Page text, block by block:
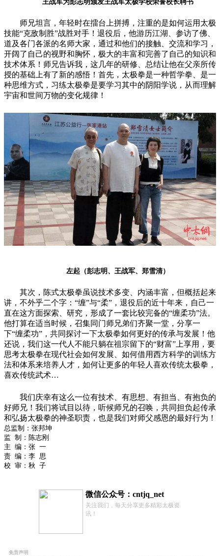
王战军为彭志明颁发王战军太极学校荣誉校长聘书
师兄坦言，年轻时在擂台上拼搏，注重的是如何运用太极
技能“克敌制胜”战胜对手！退役后，他游历江湖、参访了佛、
道及各门各派的名师大家，通过和他们的接触、交流和学习，
开阔了自己的视野和胸怀，极大的丰富和完善了自己的知识和
技术体系！师兄告诉我，这几年的研修、总结让他在父亲所传
授的基础上有了新的感悟！首先，太极拳是一种哲学拳、是一
种思维方式，习练太极拳是要学习其中的阴阳学说，从而理解
宇宙和世间万物的变化规律！
左起（彭志明、王战军、郑雪清）
其次，陈式太极拳虽说技术多变、内涵丰富，但概括起来
讲，不外乎二个字：“缠”与“柔”，退役后的近十年来，自己一
直在这方面探索、研究，形成了一套比较完备的“缠柔功”法。
他打算在适当时候，召集同门师兄弟们齐聚一堂，分享一
下“缠柔功”，共同探讨一下太极拳如何更好的传承与发展！他
还说，我们这一代人不能只躺在祖宗留下的“财富”上享用，要
思考太极拳在现代社会如何发展、如何借用西方科学的训练方
法和体系来培养人才，如何让更多的年轻人喜欢传统太极拳，
喜欢传统武术…
我们庆幸有这么一位有技术、有思想、有担当、有抱负的
好师兄！我们将试目以待，听候师兄的召唤，共同担负起传承
和弘扬太极拳的神圣职责，也是我们对师父感恩的最好行为！
总监制：张邦坤
监 制：陈志刚
主 编：张 一
责 编：李 思
校 审：秋 子
微信公众号：cntjq_net
关注我们，每天分享更多精彩太极资
讯！
免责声明